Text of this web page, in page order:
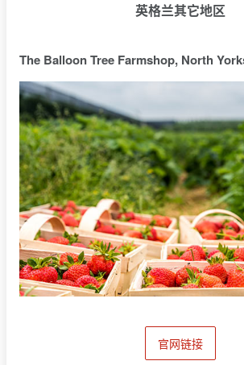
英格兰其它地区
The Balloon Tree Farmshop, North
官网链接